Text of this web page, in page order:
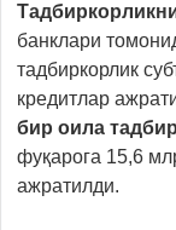
банклари
тадбиркорлик
кредитлар
бир оила
фуқарога 15,6
ажратилди.